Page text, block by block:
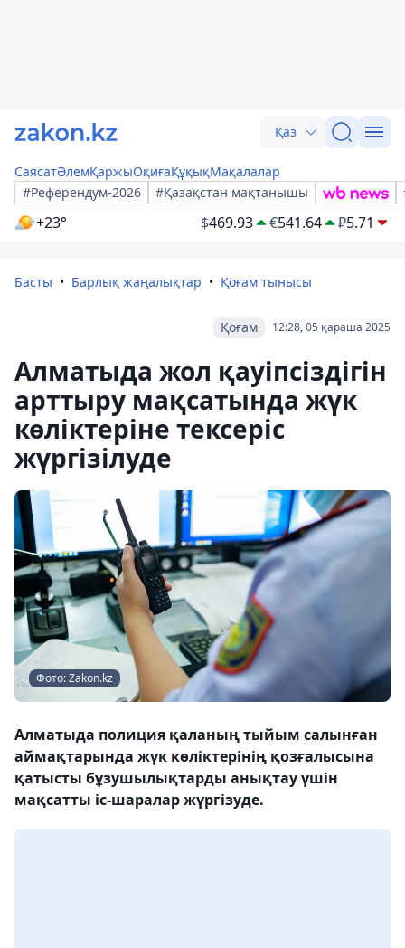
Қаз
СаясатӘлемҚаржыОқиғаҚұқықМақалалар
#Референдум-2026
#Қазақстан мақтанышы
+23° $469.93 €541.64 ₽5.71
Басты Барлық жаңалықтар Қоғам тынысы
12:28, 05 қараша 2025
Қоғам
Алматыда жол қауіпсіздігін
арттыру мақсатында жүк
көліктеріне тексеріс
жүргізілуде
Фото: Zakon.kz
Алматыда полиция қаланың тыйым салынған
аймақтарында жүк көліктерінің қозғалысына
қатысты бұзушылықтарды анықтау үшін
мақсатты іс-шаралар жүргізуде.